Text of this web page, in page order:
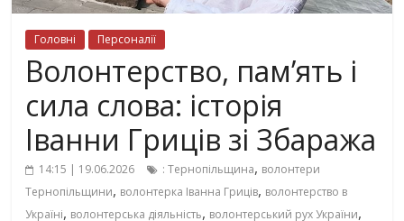
Головні Персоналії
Волонтерство, пам’ять і
сила слова: історія
Іванни Гриців зі Збаража
14:15 | 19.06.2026 : Тернопільщина, волонтери
Тернопільщини, волонтерка Іванна Гриців, волонтерство в
Україні, волонтерська діяльність, волонтерський рух України,